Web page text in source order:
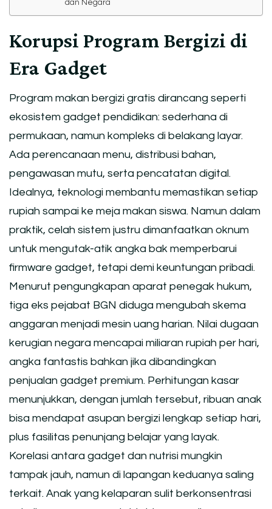
dan Negara
Korupsi Program Bergizi di
Era Gadget
Program makan bergizi gratis dirancang seperti
ekosistem gadget pendidikan: sederhana di
permukaan, namun kompleks di belakang layar.
Ada perencanaan menu, distribusi bahan,
pengawasan mutu, serta pencatatan digital.
Idealnya, teknologi membantu memastikan setiap
rupiah sampai ke meja makan siswa. Namun dalam
praktik, celah sistem justru dimanfaatkan oknum
untuk mengutak-atik angka bak memperbarui
firmware gadget, tetapi demi keuntungan pribadi.
Menurut pengungkapan aparat penegak hukum,
tiga eks pejabat BGN diduga mengubah skema
anggaran menjadi mesin uang harian. Nilai dugaan
kerugian negara mencapai miliaran rupiah per hari,
angka fantastis bahkan jika dibandingkan
penjualan gadget premium. Perhitungan kasar
menunjukkan, dengan jumlah tersebut, ribuan anak
bisa mendapat asupan bergizi lengkap setiap hari,
plus fasilitas penunjang belajar yang layak.
Korelasi antara gadget dan nutrisi mungkin
tampak jauh, namun di lapangan keduanya saling
terkait. Anak yang kelaparan sulit berkonsentrasi